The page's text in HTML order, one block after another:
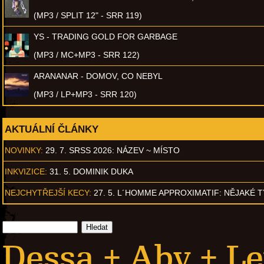
(MP3 / SPLIT 12" - SRR 119)
YS - TRADING GOLD FOR GARBAGE
(MP3 / MC+MP3 - SRR 122)
ARANANAR - DOMOV, CO NEBYL
(MP3 / LP+MP3 - SRR 120)
AKTUÁLNÍ ČLÁNKY
NOVINKY: 29. 7. SRSS 2026: NÁZEV ~ MÍSTO
INKVIZICE: 31. 5. DOMINIK DUKA
NEJCHYTŘEJŠÍ KECY: 27. 5. L´HOMME APPROXIMATIF: NĚJAKÉ